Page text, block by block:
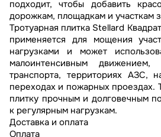
подходит, чтобы добавить
дорожкам, площадкам и участкам
Тротуарная плитка Stellard
применяется для мощения
нагрузками и может
малоинтенсивным движением,
транспорта, территориях АЗС,
переходах и пожарных проездах.
плитку прочным и долговечным
к регулярным нагрузкам.
Доставка и оплата
Оплата